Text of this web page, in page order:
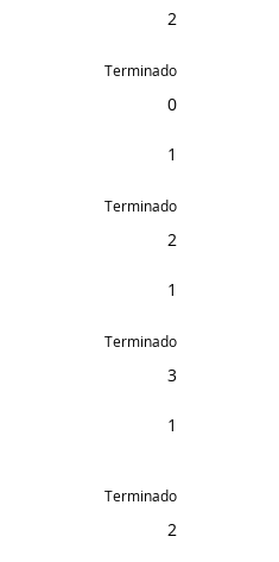
2
Terminado
0
1
Terminado
2
1
Terminado
3
1
Terminado
2